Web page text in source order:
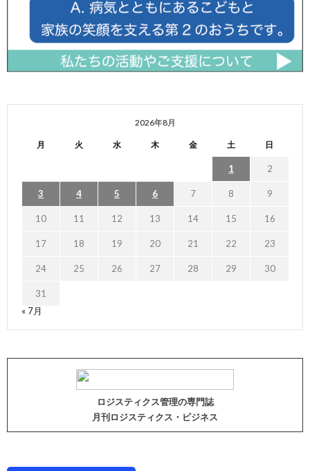
2026年8月
月 火 水 木 金 土 日
1 2
3 4 5 6 7 8 9
10 11 12 13 14 15 16
17 18 19 20 21 22 23
24 25 26 27 28 29 30
31
« 7月
ロジスティクス管理の専門誌
月刊ロジスティクス・ビジネス